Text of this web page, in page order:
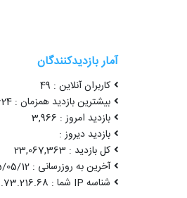
آمار بازدیدکنندگان
کاربران آنلاین : 49
بیشترین بازدید همزمان : 1624
بازدید امروز : 3,966
بازدید دیروز :
کل بازدید : 23,067,363
آخرین به روزرسانی : 1405/05/12 09:12:07
شناسه IP شما : 216.73.216.68